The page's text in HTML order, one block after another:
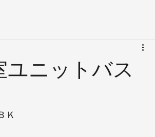
ユニットバス
Ｋ